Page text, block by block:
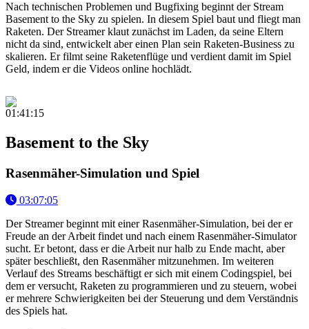
Nach technischen Problemen und Bugfixing beginnt der Stream
Basement to the Sky zu spielen. In diesem Spiel baut und fliegt man
Raketen. Der Streamer klaut zunächst im Laden, da seine Eltern
nicht da sind, entwickelt aber einen Plan sein Raketen-Business zu
skalieren. Er filmt seine Raketenflüge und verdient damit im Spiel
Geld, indem er die Videos online hochlädt.
01:41:15
Basement to the Sky
Rasenmäher-Simulation und Spiel
03:07:05
Der Streamer beginnt mit einer Rasenmäher-Simulation, bei der er
Freude an der Arbeit findet und nach einem Rasenmäher-Simulator
sucht. Er betont, dass er die Arbeit nur halb zu Ende macht, aber
später beschließt, den Rasenmäher mitzunehmen. Im weiteren
Verlauf des Streams beschäftigt er sich mit einem Codingspiel, bei
dem er versucht, Raketen zu programmieren und zu steuern, wobei
er mehrere Schwierigkeiten bei der Steuerung und dem Verständnis
des Spiels hat.